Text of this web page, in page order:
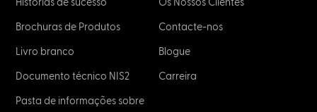
Histórias de sucesso
Brochuras de Produtos
Livro branco
Documento técnico NIS2
Pasta de informações sobre
Os Nossos Clientes
Contacte-nos
Blogue
Carreira